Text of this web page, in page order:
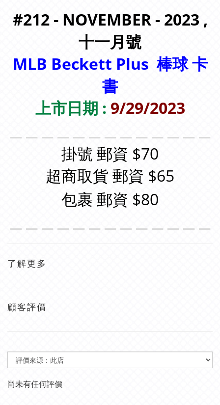
#212 - NOVEMBER - 2023 ,
十一月號
MLB Beckett Plus 棒球 卡
書
上市日期 : 9/29/2023
掛號 郵資 $70
超商取貨 郵資 $65
包裹 郵資 $80
了解更多
顧客評價
尚未有任何評價